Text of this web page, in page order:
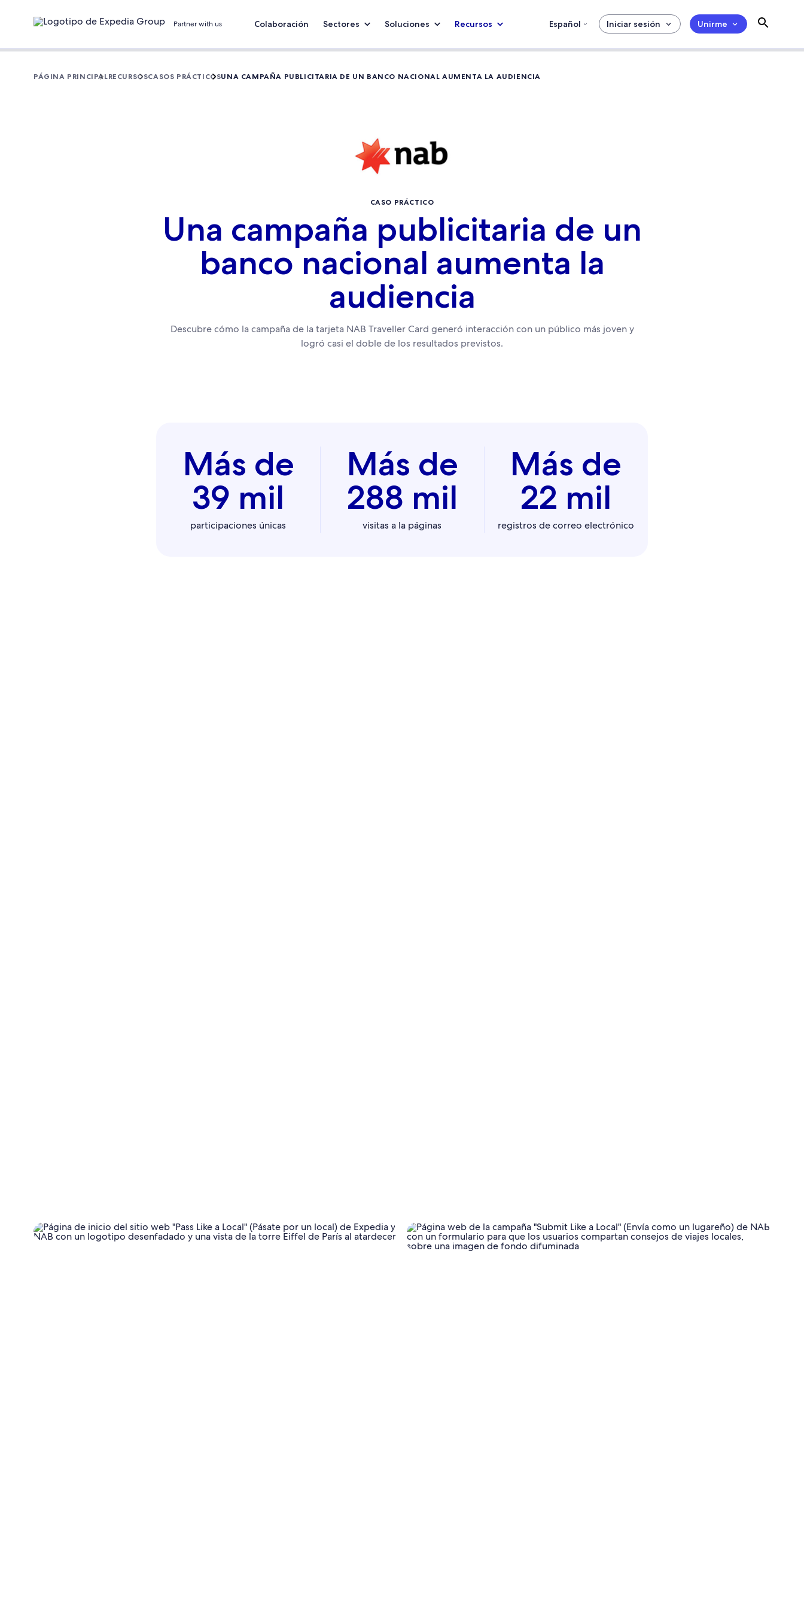
Partner with us Colaboración Sectores Soluciones Recursos Español Iniciar sesión Unirme
PÁGINA PRINCIPALRECURSOSCASOS PRÁCTICOSUNA CAMPAÑA PUBLICITARIA DE UN BANCO NACIONAL AUMENTA LA AUDIENCIA
CASO PRÁCTICO
Una campaña publicitaria de un
banco nacional aumenta la
audiencia
Descubre cómo la campaña de la tarjeta NAB Traveller Card generó interacción con un público más joven y
logró casi el doble de los resultados previstos.
Más de
39 mil
participaciones únicas
Más de
288 mil
visitas a la páginas
Más de
22 mil
registros de correo electrónico